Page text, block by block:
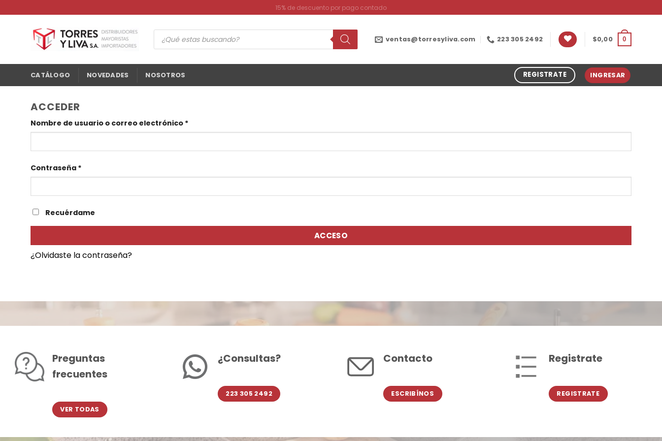
al
contenido
15% de descuento por pago contado
Búsqueda
productos
ventas@torresyliva.com 223 305 2492 $0,00 0
CATÁLOGO NOVEDADES NOSOTROS REGISTRATE INGRESAR
ACCEDER
Nombre de usuario o correo electrónico *
Contraseña *
Recuérdame
ACCESO
¿Olvidaste la contraseña?
Preguntas
frecuentes
VER TODAS
¿Consultas?
223 305 2492
Contacto
ESCRIBÍNOS
Registrate
REGISTRATE